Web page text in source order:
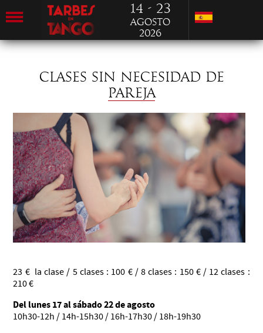
14 - 23
Agosto
2026
CLASES SIN NECESIDAD DE
PAREJA
23 € la clase / 5 clases : 100 € / 8 clases : 150 € / 12 clases :
210 €
Del lunes 17 al sábado 22 de agosto
10h30-12h / 14h-15h30 / 16h-17h30 / 18h-19h30